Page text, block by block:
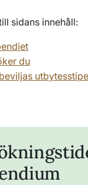
sidans innehåll:
du